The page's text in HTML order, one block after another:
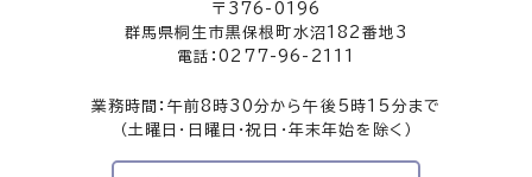
〒376-0196
群馬県桐生市黒保根町水沼182番地3
電話：0277-96-2111
業務時間：午前8時30分から午後5時15分まで
（土曜日・日曜日・祝日・年末年始を除く）